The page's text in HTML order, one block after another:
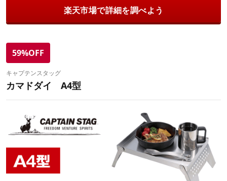
楽天市場で詳細を調べよう
59%OFF
キャプテンスタッグ
カマドダイ A4型